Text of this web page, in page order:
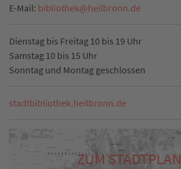
E-Mail: bibliothek@heilbronn.de
Dienstag bis Freitag 10 bis 19 Uhr
Samstag 10 bis 15 Uhr
Sonntag und Montag geschlossen
stadtbibliothek.heilbronn.de
ZUM STADTPLAN